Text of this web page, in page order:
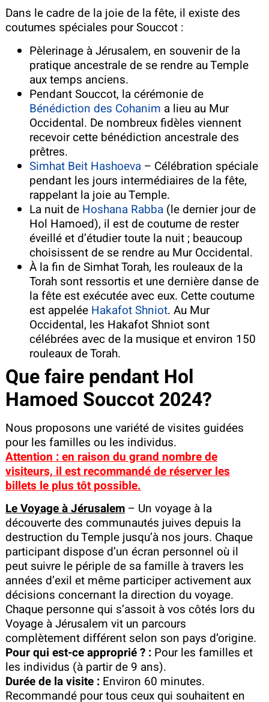
Dans le cadre de la joie de la fête, il existe des
coutumes spéciales pour Souccot :
Pèlerinage à Jérusalem, en souvenir de la
pratique ancestrale de se rendre au Temple
aux temps anciens.
Pendant Souccot, la cérémonie de
Bénédiction des Cohanim a lieu au Mur
Occidental. De nombreux fidèles viennent
recevoir cette bénédiction ancestrale des
prêtres.
Simhat Beit Hashoeva – Célébration spéciale
pendant les jours intermédiaires de la fête,
rappelant la joie au Temple.
La nuit de Hoshana Rabba (le dernier jour de
Hol Hamoed), il est de coutume de rester
éveillé et d’étudier toute la nuit ; beaucoup
choisissent de se rendre au Mur Occidental.
À la fin de Simhat Torah, les rouleaux de la
Torah sont ressortis et une dernière danse de
la fête est exécutée avec eux. Cette coutume
est appelée Hakafot Shniot. Au Mur
Occidental, les Hakafot Shniot sont
célébrées avec de la musique et environ 150
rouleaux de Torah.
Que faire pendant Hol
Hamoed Souccot 2024?
Nous proposons une variété de visites guidées
pour les familles ou les individus.
Attention : en raison du grand nombre de
visiteurs, il est recommandé de réserver les
billets le plus tôt possible.
Le Voyage à Jérusalem – Un voyage à la
découverte des communautés juives depuis la
destruction du Temple jusqu’à nos jours. Chaque
participant dispose d’un écran personnel où il
peut suivre le périple de sa famille à travers les
années d’exil et même participer activement aux
décisions concernant la direction du voyage.
Chaque personne qui s’assoit à vos côtés lors du
Voyage à Jérusalem vit un parcours
complètement différent selon son pays d’origine.
Pour qui est-ce approprié ? : Pour les familles et
les individus (à partir de 9 ans).
Durée de la visite : Environ 60 minutes.
Recommandé pour tous ceux qui souhaitent en